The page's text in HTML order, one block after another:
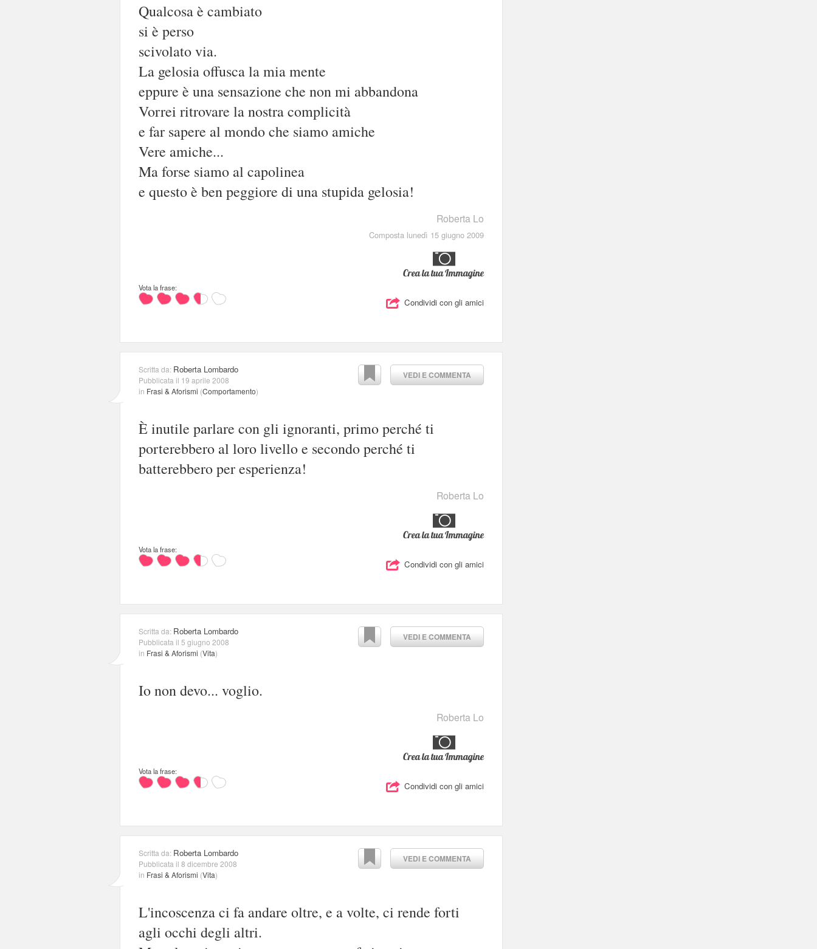
Qualcosa è cambiato
si è perso
scivolato via.
La gelosia offusca la mia mente
eppure è una sensazione che non mi abbandona
Vorrei ritrovare la nostra complicità
e far sapere al mondo che siamo amiche
Vere amiche...
Ma forse siamo al capolinea
e questo è ben peggiore di una stupida gelosia!
Roberta Lo
Composta lunedì 15 giugno 2009
Crea la tua Immagine
Vota la frase:
Condividi con gli amici
VEDI E COMMENTA
Scritta da: Roberta Lombardo
Pubblicata il 19 aprile 2008
in Frasi & Aforismi (Comportamento)
È inutile parlare con gli ignoranti, primo perché ti
porterebbero al loro livello e secondo perché ti
batterebbero per esperienza!
Roberta Lo
Crea la tua Immagine
Vota la frase:
Condividi con gli amici
VEDI E COMMENTA
Scritta da: Roberta Lombardo
Pubblicata il 5 giugno 2008
in Frasi & Aforismi (Vita)
Io non devo... voglio.
Roberta Lo
Crea la tua Immagine
Vota la frase:
Condividi con gli amici
VEDI E COMMENTA
Scritta da: Roberta Lombardo
Pubblicata il 8 dicembre 2008
in Frasi & Aforismi (Vita)
L'incoscenza ci fa andare oltre, e a volte, ci rende forti
agli occhi degli altri.